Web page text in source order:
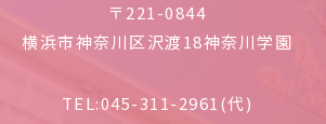
〒221-0844
横浜市神奈川区沢渡18神奈川学園
TEL:045-311-2961(代)